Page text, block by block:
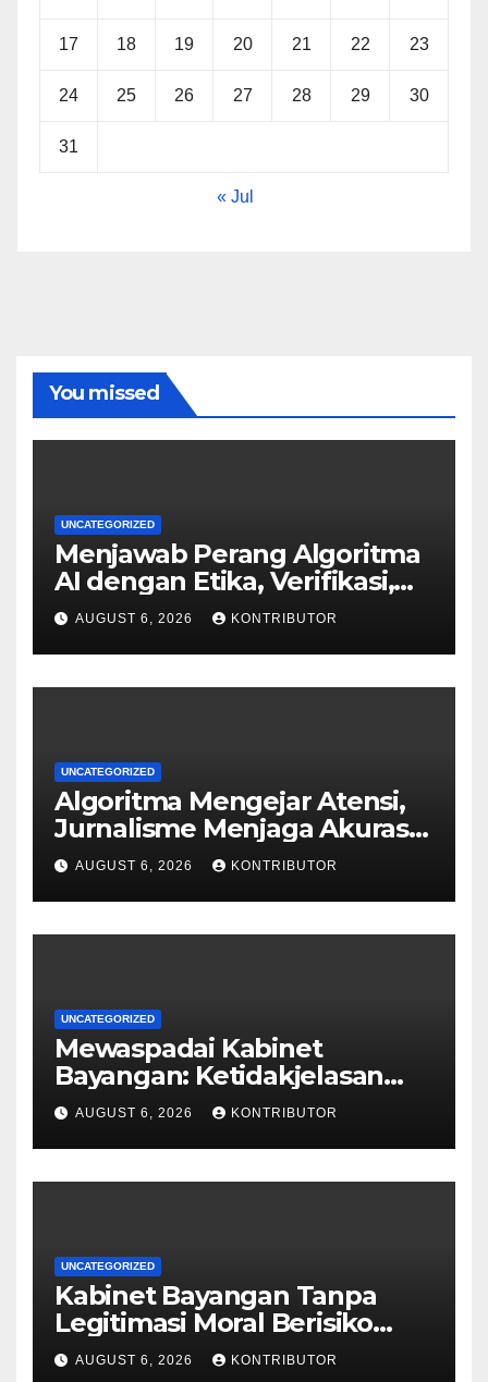
17 18 19 20 21 22 23
24 25 26 27 28 29 30
31
« Jul
You missed
UNCATEGORIZED
Menjawab Perang Algoritma
AI dengan Etika, Verifikasi,
dan Media Tepercaya
AUGUST 6, 2026 KONTRIBUTOR
UNCATEGORIZED
Algoritma Mengejar Atensi,
Jurnalisme Menjaga Akurasi
dan Akal Sehat Publik
AUGUST 6, 2026 KONTRIBUTOR
UNCATEGORIZED
Mewaspadai Kabinet
Bayangan: Ketidakjelasan
Legitimasi Moral dan
Representasi
AUGUST 6, 2026 KONTRIBUTOR
UNCATEGORIZED
Kabinet Bayangan Tanpa
Legitimasi Moral Berisiko
Mengaburkan Kepercayaan
AUGUST 6, 2026 KONTRIBUTOR